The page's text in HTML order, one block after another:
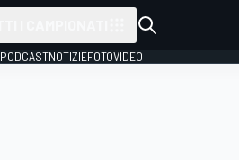
PODCASTNOTIZIEFOTOVIDEO